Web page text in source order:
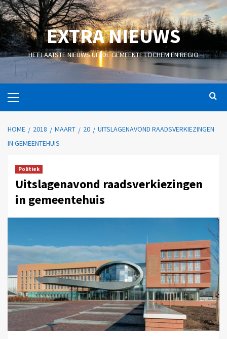
EXTRA NIEUWS
HET LAATSTE NIEUWS UIT DE GEMEENTE LOCHEM EN REGIO
HOME 2018 MAART 20
UITSLAGENAVOND RAADSVERKIEZINGEN
IN GEMEENTEHUIS
Politiek
Uitslagenavond raadsverkiezingen
in gemeentehuis